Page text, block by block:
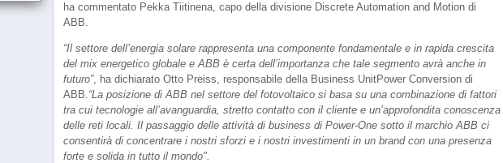
ha commentato Pekka Tiitinena, capo della divisione Discrete Automation and Motion di
ABB.
“Il settore dell’energia solare rappresenta una componente fondamentale e in rapida crescita
del mix energetico globale e ABB è certa dell’importanza che tale segmento avrà anche in
futuro”, ha dichiarato Otto Preiss, responsabile della Business UnitPower Conversion di
ABB.“La posizione di ABB nel settore del fotovoltaico si basa su una combinazione di fattori
tra cui tecnologie all’avanguardia, stretto contatto con il cliente e un’approfondita conoscenza
delle reti locali. Il passaggio delle attività di business di Power-One sotto il marchio ABB ci
consentirà di concentrare i nostri sforzi e i nostri investimenti in un brand con una presenza
forte e solida in tutto il mondo".